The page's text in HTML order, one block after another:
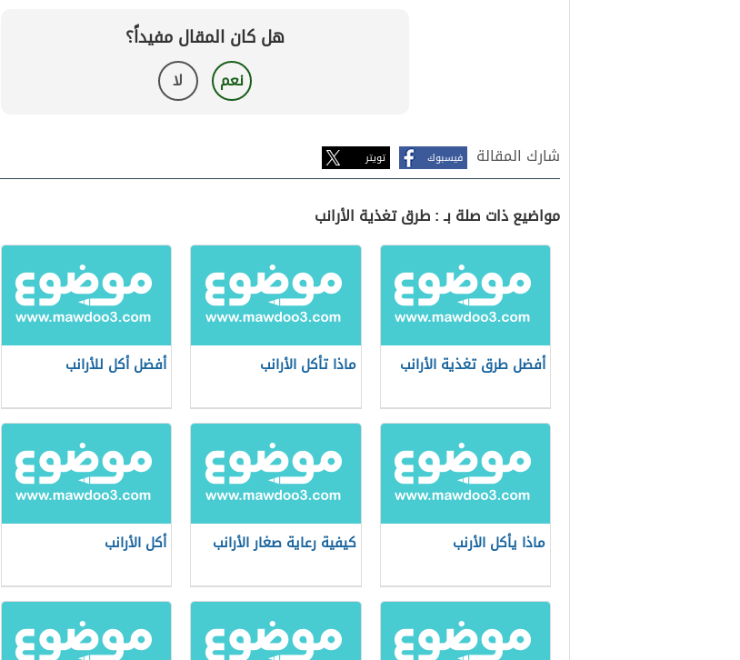
هل كان المقال مفيداً؟
نعم لا
شارك المقالة فيسبوك تويتر
مواضيع ذات صلة بـ : طرق تغذية الأرانب
أفضل طرق تغذية الأرانب ماذا تأكل الأرانب أفضل أكل للأرانب
ماذا يأكل الأرنب كيفية رعاية صغار الأرانب أكل الأرانب